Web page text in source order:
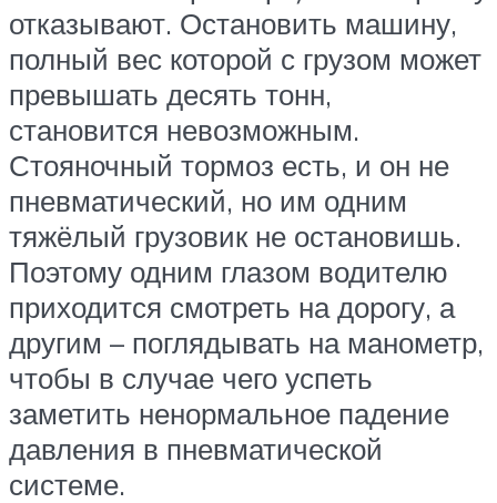
отказывают. Остановить машину,
полный вес которой с грузом может
превышать десять тонн,
становится невозможным.
Стояночный тормоз есть, и он не
пневматический, но им одним
тяжёлый грузовик не остановишь.
Поэтому одним глазом водителю
приходится смотреть на дорогу, а
другим – поглядывать на манометр,
чтобы в случае чего успеть
заметить ненормальное падение
давления в пневматической
системе.